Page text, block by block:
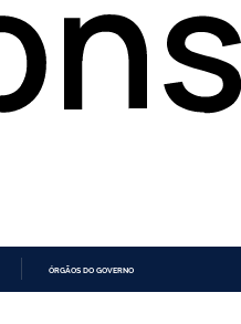
ÓRGÃOS DO GOVERNO